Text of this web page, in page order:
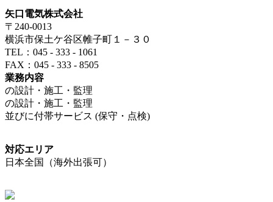
矢口電気株式会社
〒240-0013
横浜市保土ケ谷区帷子町１－３０
TEL：045 - 333 - 1061
FAX：045 - 333 - 8505
業務内容
の設計・施工・監理
の設計・施工・監理
並びに付帯サービス (保守・点検)
対応エリア
日本全国（海外出張可）